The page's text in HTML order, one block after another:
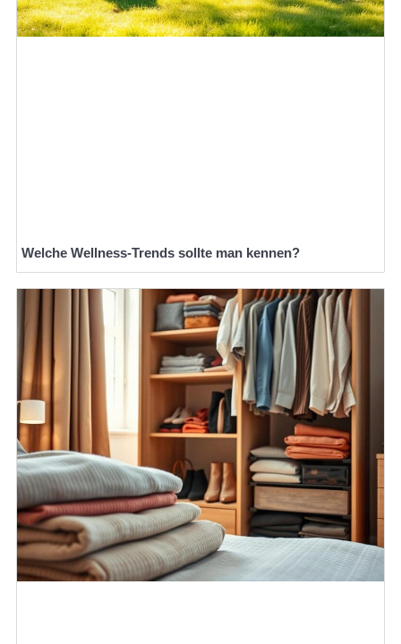
Welche Wellness-Trends sollte man kennen?